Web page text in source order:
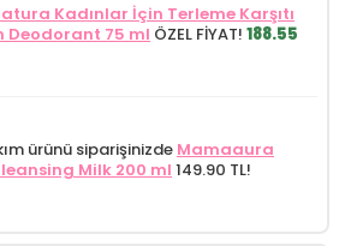
Kadınlar İçin Terleme Karşıtı
Deodorant 75 ml ÖZEL FİYAT! 188.55
ürünü siparişinizde Mamaaura
Milk 200 ml 149.90 TL!